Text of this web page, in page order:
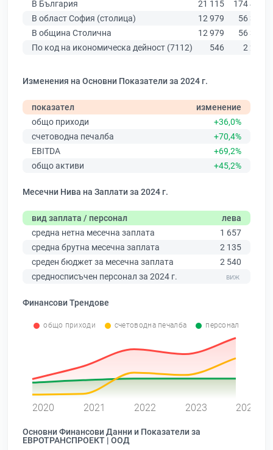
В България 21 115
174 403
В област София (столица)
12 979
56 378
В община Столична
12 979
56 378
По код на икономическа дейност (7112)
546 2 243
Изменения на Основни Показатели за 2024 г.
показател
изменение
общо приходи
+36,0%
счетоводна печалба
+70,4%
EBITDA
+69,2%
общо активи
+45,2%
Месечни Нива на Заплати за 2024 г.
вид заплата / персонал
лева
средна нетна месечна заплата
1 657
средна брутна месечна заплата
2 135
среден бюджет за месечна заплата
2 540
средносписъчен персонал за 2024 г.
Финансови Трендове
общо приходи счетоводна печалба персонал
2020 2021 2022 2023 2024
Основни Финансови Данни и Показатели за
ЕВРОТРАНСПРОЕКТ | ООД